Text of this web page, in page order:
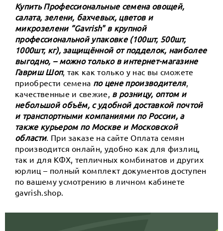
Купить Профессиональные семена овощей,
салата, зелени, бахчевых, цветов и
микрозелени ”Gavrish" в крупной
профессиональной упаковке (100шт, 500шт,
1000шт, кг), защищённой от подделок, наиболее
выгодно, – можно только в интернет-магазине
Гавриш Шоп, так как только у нас вы сможете
приобрести семена по цене производителя,
качественные и свежие, в розницу, оптом и
небольшой объём, с удобной доставкой почтой
и транспортными компаниями по России, а
также курьером по Москве и Московской
области. При заказе на сайте Оплата семян
производится онлайн, удобно как для физлиц,
так и для КФХ, тепличных комбинатов и других
юрлиц – полный комплект документов доступен
по вашему усмотрению в личном кабинете
gavrish.shop.